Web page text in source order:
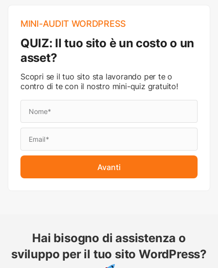
MINI-AUDIT WORDPRESS
QUIZ: Il tuo sito è un costo o un
asset?
Scopri se il tuo sito sta lavorando per te o
contro di te con il nostro mini-quiz gratuito!
Avanti
Hai bisogno di assistenza o
sviluppo per il tuo sito WordPress?